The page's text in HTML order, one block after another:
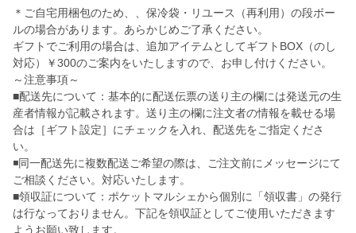
＊ご自宅用梱包のため、、保冷袋・リユース（再利用）の段ボー
ルの場合があります。あらかじめご了承ください。
ギフトでご利用の場合は、追加アイテムとしてギフトBOX（のし
対応）￥300のご案内をいたしますので、お申し付けください。
～注意事項～
■配送先について：基本的に配送伝票の送り主の欄には発送元の生
産者情報が記載されます。送り主の欄に注文者の情報を載せる場
合は［ギフト設定］にチェックを入れ、配送先をご指定くださ
い。
◾️同一配送先に複数配送ご希望の際は、ご注文前にメッセージにて
ご相談ください。対応いたします。
■領収証について：ポケットマルシェから個別に「領収書」の発行
は行なっておりません。下記を領収証としてご使用いただきます
ようお願い致します。